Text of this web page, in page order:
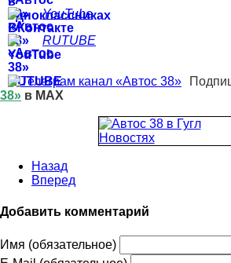
YouTube
RUTUBE
38» в MAX
Назад
Вперед
Добавить комментарий
Имя (обязательное)